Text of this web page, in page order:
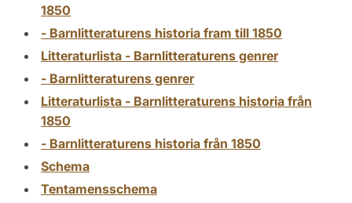
1850
- Barnlitteraturens historia fram till 1850
Litteraturlista - Barnlitteraturens genrer
- Barnlitteraturens genrer
Litteraturlista - Barnlitteraturens historia från
1850
- Barnlitteraturens historia från 1850
Schema
Tentamensschema